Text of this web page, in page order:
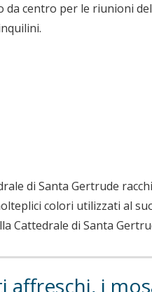
da centro per le riunioni
di Santa Gertrude
colori utilizzati al
Cattedrale di Santa
affreschi, i